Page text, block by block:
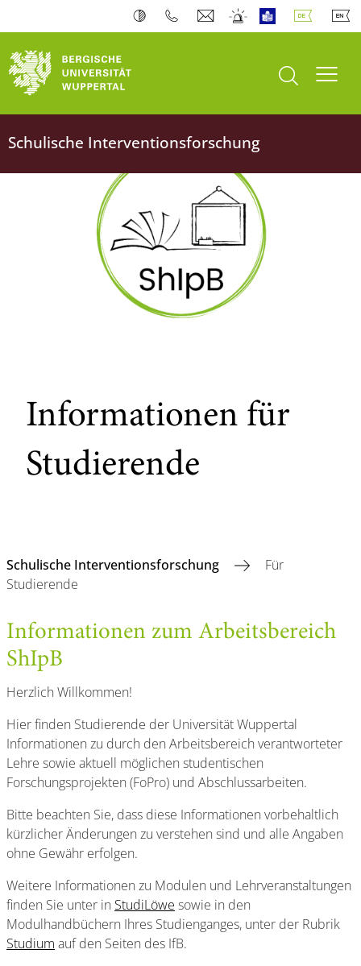
Suche öffnen
Schulische Interventionsforschung
Informationen für
Studierende
Schulische Interventionsforschung
Für
Studierende
Informationen zum Arbeitsbereich
ShIpB
Herzlich Willkommen!
Hier finden Studierende der Universität Wuppertal
Informationen zu durch den Arbeitsbereich verantworteter
Lehre sowie aktuell möglichen studentischen
Forschungsprojekten (FoPro) und Abschlussarbeiten.
Bitte beachten Sie, dass diese Informationen vorbehaltlich
kürzlicher Änderungen zu verstehen sind und alle Angaben
ohne Gewähr erfolgen.
Weitere Informationen zu Modulen und Lehrveranstaltungen
finden Sie unter in StudiLöwe sowie in den
Modulhandbüchern Ihres Studienganges, unter der Rubrik
Studium auf den Seiten des IfB.